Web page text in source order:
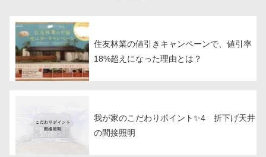
住友林業の値引きキャンペーンで、値引率
18%超えになった理由とは？
我が家のこだわりポイント✨4 折下げ天井
の間接照明